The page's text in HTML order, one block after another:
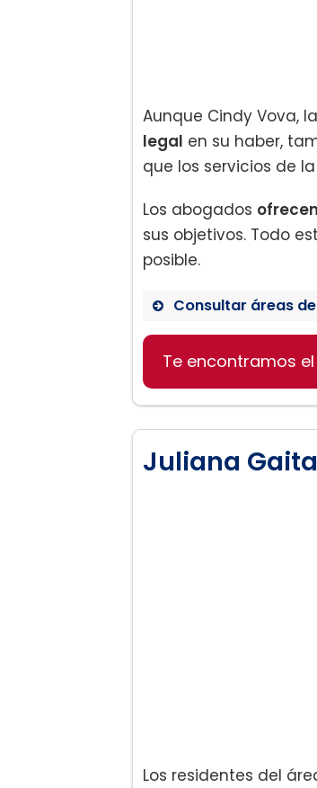
Aunque Cindy Vova,
legal en su haber,
que los servicios de
Los abogados
sus objetivos. Todo
posible.
Consultar áreas
Derecho de
Te encontramos
Juliana
Los residentes del